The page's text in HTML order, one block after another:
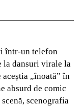
într-un telefon
la dansuri virale la
„înoată” în
absurd de comic
scenografia